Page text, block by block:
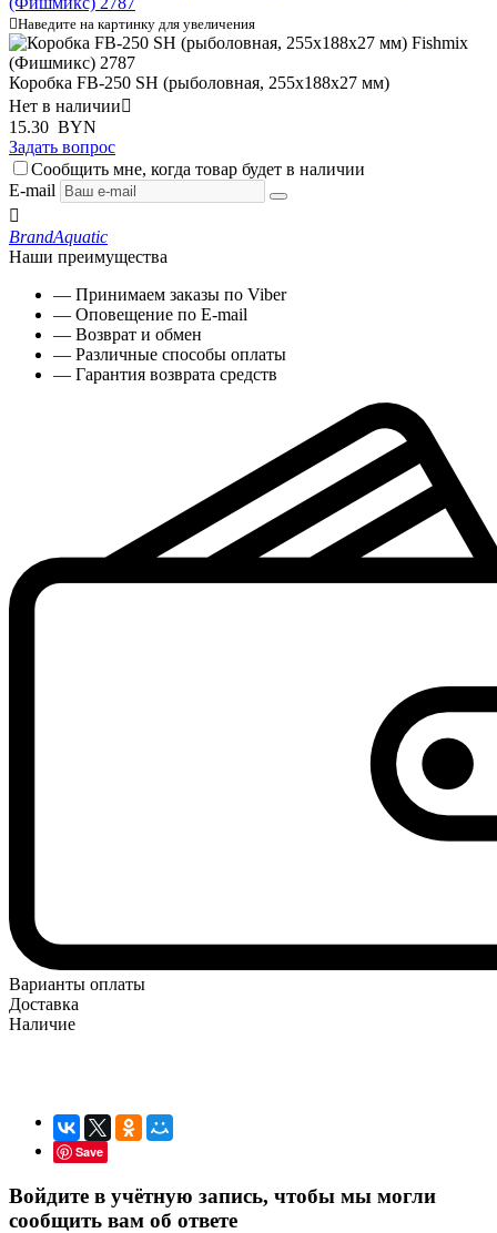
Наведите на картинку для увеличения
Коробка FB-250 SH (рыболовная, 255х188х27 мм)
Нет в наличии
15.30 BYN
Задать вопрос
Сообщить мне, когда товар будет в наличии
E-mail

BrandAquatic
Наши преимущества
— Принимаем заказы по Viber
— Оповещение по E-mail
— Возврат и обмен
— Различные способы оплаты
— Гарантия возврата средств
Варианты оплаты
Доставка
Наличие
Save
Войдите в учётную запись, чтобы мы могли
сообщить вам об ответе